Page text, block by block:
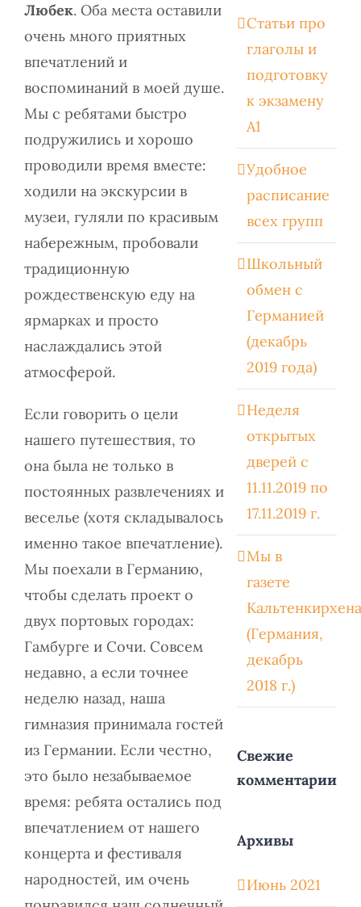
Любек. Оба места оставили
очень много приятных
впечатлений и
воспоминаний в моей душе.
Мы с ребятами быстро
подружились и хорошо
проводили время вместе:
ходили на экскурсии в
музеи, гуляли по красивым
набережным, пробовали
традиционную
рождественскую еду на
ярмарках и просто
наслаждались этой
атмосферой.
Если говорить о цели
нашего путешествия, то
она была не только в
постоянных развлечениях и
веселье (хотя складывалось
именно такое впечатление).
Мы поехали в Германию,
чтобы сделать проект о
двух портовых городах:
Гамбурге и Сочи. Совсем
недавно, а если точнее
неделю назад, наша
гимназия принимала гостей
из Германии. Если честно,
это было незабываемое
время: ребята остались под
впечатлением от нашего
концерта и фестиваля
народностей, им очень
Статьи про
глаголы и
подготовку
к экзамену
А1
Удобное
расписание
всех групп
Школьный
обмен с
Германией
(декабрь
2019 года)
Неделя
открытых
дверей с
11.11.2019 по
17.11.2019 г.
Мы в
газете
Кальтенкирхена
(Германия,
декабрь
2018 г.)
Свежие
комментарии
Архивы
Июнь 2021